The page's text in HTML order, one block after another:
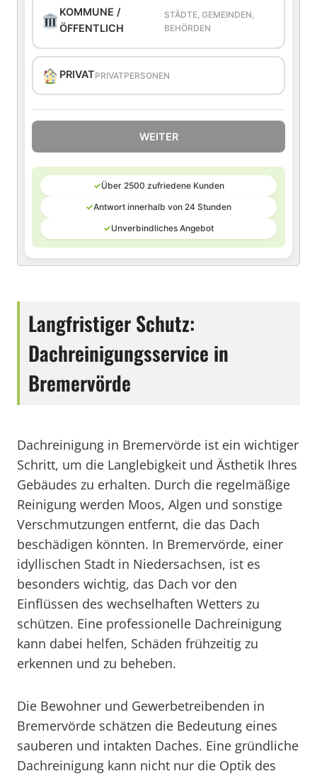
KOMMUNE /
ÖFFENTLICH
STÄDTE, GEMEINDEN,
BEHÖRDEN
PRIVATPRIVATPERSONEN
WEITER
✓Über 2500 zufriedene Kunden
✓Antwort innerhalb von 24 Stunden
✓Unverbindliches Angebot
Langfristiger Schutz:
Dachreinigungsservice in
Bremervörde
Dachreinigung in Bremervörde ist ein wichtiger
Schritt, um die Langlebigkeit und Ästhetik Ihres
Gebäudes zu erhalten. Durch die regelmäßige
Reinigung werden Moos, Algen und sonstige
Verschmutzungen entfernt, die das Dach
beschädigen könnten. In Bremervörde, einer
idyllischen Stadt in Niedersachsen, ist es
besonders wichtig, das Dach vor den
Einflüssen des wechselhaften Wetters zu
schützen. Eine professionelle Dachreinigung
kann dabei helfen, Schäden frühzeitig zu
erkennen und zu beheben.
Die Bewohner und Gewerbetreibenden in
Bremervörde schätzen die Bedeutung eines
sauberen und intakten Daches. Eine gründliche
Dachreinigung kann nicht nur die Optik des